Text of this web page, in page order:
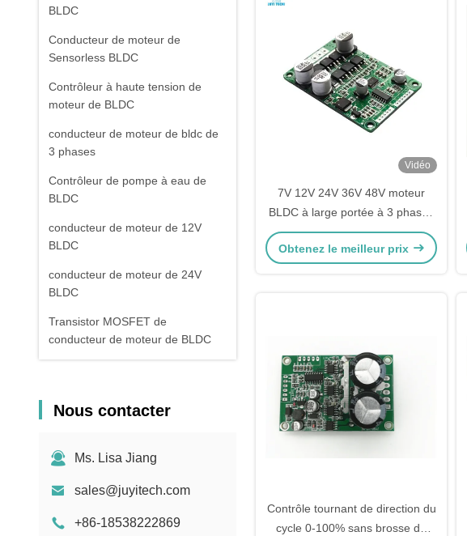
BLDC
Conducteur de moteur de
Sensorless BLDC
Contrôleur à haute tension de
moteur de BLDC
conducteur de moteur de bldc de
3 phases
Contrôleur de pompe à eau de
BLDC
conducteur de moteur de 12V
BLDC
conducteur de moteur de 24V
BLDC
Transistor MOSFET de
conducteur de moteur de BLDC
Nous contacter
Ms. Lisa Jiang
sales@juyitech.com
+86-18538222869
Vidéo
7V 12V 24V 36V 48V moteur
BLDC à large portée à 3 phases
carte de régulation de vitesse
PWM pour capteur contrôleur de
Obtenez le meilleur prix
Contrôle tournant de direction du
cycle 0-100% sans brosse de